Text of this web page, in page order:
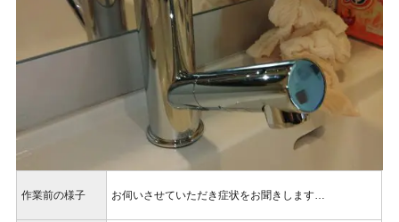
作業前の様子 お伺いさせていただき症状をお聞きします…